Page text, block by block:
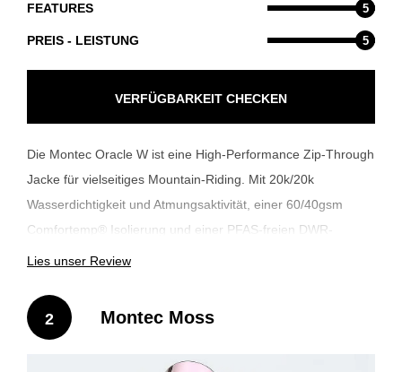
FEATURES 5
PREIS - LEISTUNG 5
VERFÜGBARKEIT CHECKEN
Die Montec Oracle W ist eine High-Performance Zip-Through
Jacke für vielseitiges Mountain-Riding. Mit 20k/20k
Wasserdichtigkeit und Atmungsaktivität, einer 60/40gsm
Comfortemp® Isolierung und einer PFAS-freien DWR-
Beschichtung bietet die Oracle ganztägigen Schutz und
natürliche Bewegungsfreiheit. Der sichtbare wasserdichte
Front-Zip und die äußere Medientasche bringen praktische
Lies unser Review
2 Montec Moss